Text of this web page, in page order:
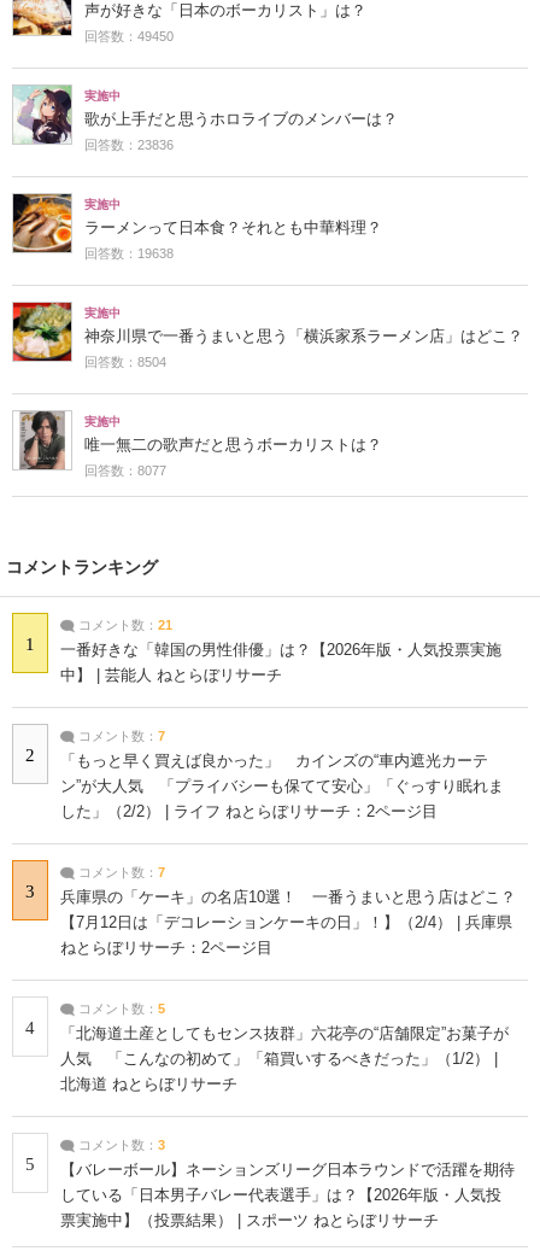
声が好きな「日本のボーカリスト」は？
回答数：49450
実施中
歌が上手だと思うホロライブのメンバーは？
回答数：23836
実施中
ラーメンって日本食？それとも中華料理？
回答数：19638
実施中
神奈川県で一番うまいと思う「横浜家系ラーメン店」はどこ？
回答数：8504
実施中
唯一無二の歌声だと思うボーカリストは？
回答数：8077
コメントランキング
1
コメント数： 21
一番好きな「韓国の男性俳優」は？【2026年版・人気投票実施
中】 | 芸能人 ねとらぼリサーチ
2
コメント数： 7
「もっと早く買えば良かった」 カインズの“車内遮光カーテ
ン”が大人気 「プライバシーも保てて安心」「ぐっすり眠れま
した」（2/2） | ライフ ねとらぼリサーチ：2ページ目
3
コメント数： 7
兵庫県の「ケーキ」の名店10選！ 一番うまいと思う店はどこ？
【7月12日は「デコレーションケーキの日」！】（2/4） | 兵庫県
ねとらぼリサーチ：2ページ目
4
コメント数： 5
「北海道土産としてもセンス抜群」六花亭の“店舗限定”お菓子が
人気 「こんなの初めて」「箱買いするべきだった」（1/2） |
北海道 ねとらぼリサーチ
5
コメント数： 3
【バレーボール】ネーションズリーグ日本ラウンドで活躍を期待
している「日本男子バレー代表選手」は？【2026年版・人気投
票実施中】（投票結果） | スポーツ ねとらぼリサーチ